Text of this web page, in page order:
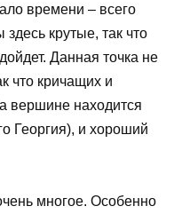
времени – всего
крутые, так что
Данная точка не
что кричащих и
вершине находится
Георгия), и хороший
многое. Особенно